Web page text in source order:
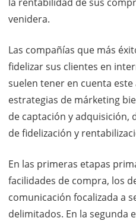
venidera.
Las compañías que más
fidelizar sus clientes en
suelen tener en cuenta este
estrategias de márketing
de captación y adquisición,
de fidelización y
En las primeras etapas
facilidades de compra, los
comunicación focalizada a
delimitados. En la segunda